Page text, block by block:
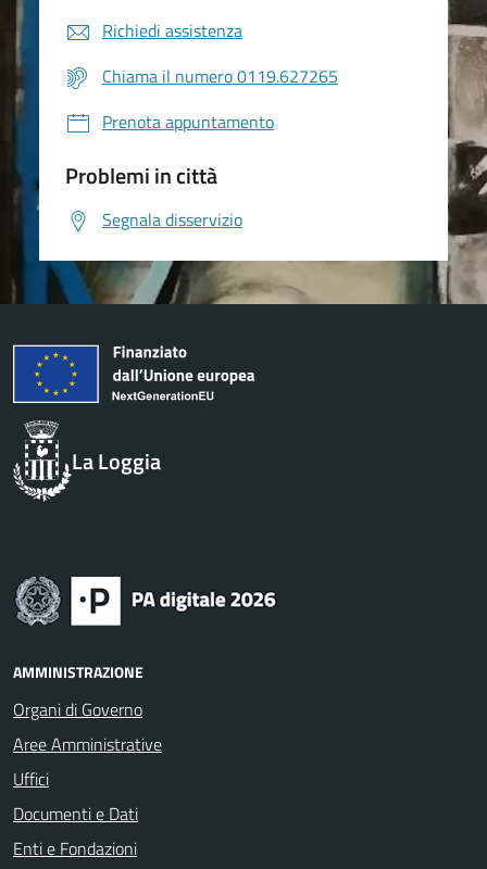
Richiedi assistenza
Chiama il numero 0119.627265
Prenota appuntamento
Problemi in città
Segnala disservizio
La Loggia
AMMINISTRAZIONE
Organi di Governo
Aree Amministrative
Uffici
Documenti e Dati
Enti e Fondazioni